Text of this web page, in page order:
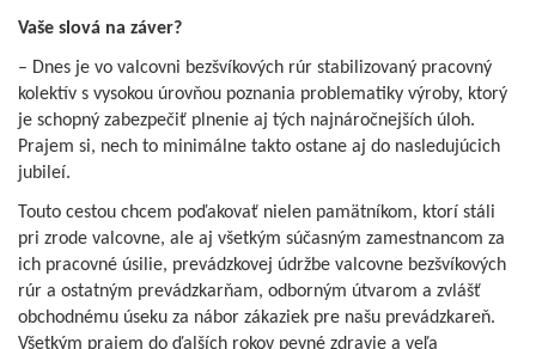
Vaše slová na záver?
– Dnes je vo valcovni bezšvíkových rúr stabilizovaný pracovný
kolektív s vysokou úrovňou poznania problematiky výroby, ktorý
je schopný zabezpečiť plnenie aj tých najnáročnejších úloh.
Prajem si, nech to minimálne takto ostane aj do nasledujúcich
jubileí.
Touto cestou chcem poďakovať nielen pamätníkom, ktorí stáli
pri zrode valcovne, ale aj všetkým súčasným zamestnancom za
ich pracovné úsilie, prevádzkovej údržbe valcovne bezšvíkových
rúr a ostatným prevádzkarňam, odborným útvarom a zvlášť
obchodnému úseku za nábor zákaziek pre našu prevádzkareň.
Všetkým prajem do ďalších rokov pevné zdravie a veľa